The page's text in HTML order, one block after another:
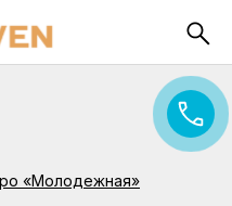
«Молодежная»